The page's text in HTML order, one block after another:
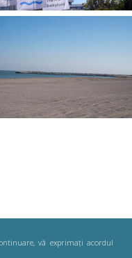
vă exprimați acordul